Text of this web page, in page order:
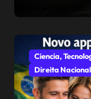
Ciencia,
Direita Nacional